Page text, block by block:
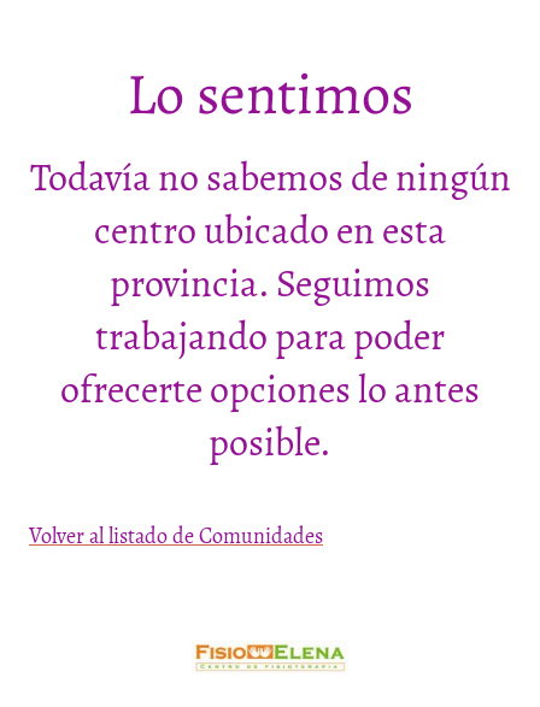
Lo sentimos
Todavía no sabemos de ningún
centro ubicado en esta
provincia. Seguimos
trabajando para poder
ofrecerte opciones lo antes
posible.
Volver al listado de Comunidades